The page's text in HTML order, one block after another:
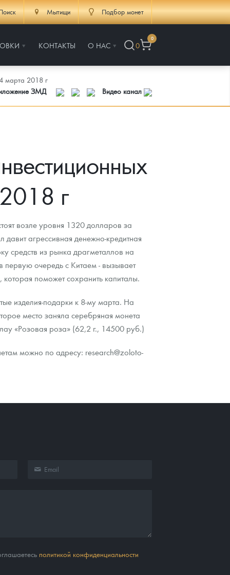
Мытищи Подбор монет
КОНТАКТЫ О НАС 0
0
марта 2018 г
ЗМД
Видео канал
г
возле уровня 1320 долларов за
агрессивная денежно-кредитная
средств из рынка драгметаллов на
очередь с Китаем - вызывает
поможет сохранить капиталы.
изделия-подарки к 8-му марта. На
место заняла серебряная монета
«Розовая роза» (62,2 г., 14500 руб.)
можно по адресу: research@zoloto-
политикой конфиденциальности